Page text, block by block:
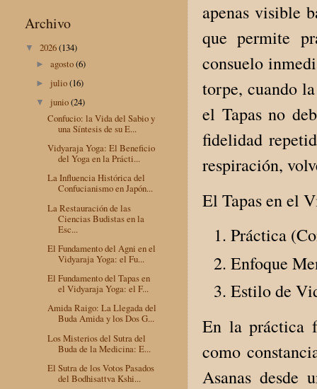
apenas visible
que permite
consuelo
torpe, cuando
el Tapas no
fidelidad
respiración,
El Tapas en el
Práctica
Enfoque
Estilo de
En la práctica
como
Asanas desde
Archivo
▼ 2026(134)
►agosto(6)
► julio(16)
▼ junio(24)
Confucio: la Vida del Sabio y
una Síntesis de su E...
Vidyaraja Yoga: El Beneficio
del Yoga en la Prácti...
La Influencia Histórica del
Confucianismo en Japón...
La Restauración de las
Ciencias Budistas en la
Esc...
El Fundamento del Agni en el
Vidyaraja Yoga: el Fu...
El Fundamento del Tapas en
el Vidyaraja Yoga: el F...
Amida Raigo: La Llegada del
Buda Amida y los Dos G...
Los Misterios del Sutra del
Buda de la Medicina: E...
El Sutra de los Votos Pasados
del Bodhisattva Kshi...